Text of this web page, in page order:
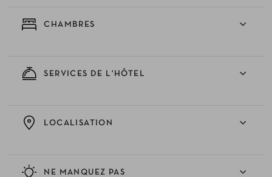
CHAMBRES
SERVICES DE L'HÔTEL
NE MANQUEZ PAS
LOCALISATION